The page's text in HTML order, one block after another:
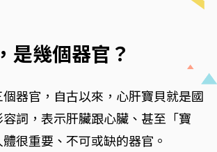
是幾個器官？
器官，自古以來，心肝寶貝就是國
容詞，表示肝臟跟心臟、甚至「寶
很重要、不可或缺的器官。